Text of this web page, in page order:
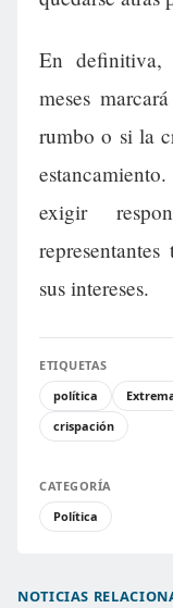
En
meses
rumbo o si la
exigir
sus intereses.
ETIQUETAS
política
crispación
CATEGORÍA
Política
NOTICIAS